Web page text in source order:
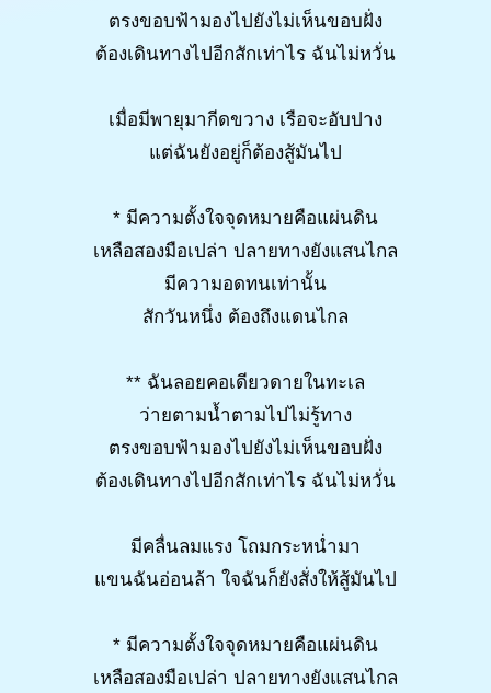
ตรงขอบฟ้ามองไปยังไม่เห็นขอบฝั่ง
ต้องเดินทางไปอีกสักเท่าไร ฉันไม่หวั่น
เมื่อมีพายุมากีดขวาง เรือจะอับปาง
แต่ฉันยังอยู่ก็ต้องสู้มันไป
* มีความตั้งใจจุดหมายคือแผ่นดิน
เหลือสองมือเปล่า ปลายทางยังแสนไกล
มีความอดทนเท่านั้น
สักวันหนึ่ง ต้องถึงแดนไกล
** ฉันลอยคอเดียวดายในทะเล
ว่ายตามน้ำตามไปไม่รู้ทาง
ตรงขอบฟ้ามองไปยังไม่เห็นขอบฝั่ง
ต้องเดินทางไปอีกสักเท่าไร ฉันไม่หวั่น
มีคลื่นลมแรง โถมกระหน่ำมา
แขนฉันอ่อนล้า ใจฉันก็ยังสั่งให้สู้มันไป
* มีความตั้งใจจุดหมายคือแผ่นดิน
เหลือสองมือเปล่า ปลายทางยังแสนไกล